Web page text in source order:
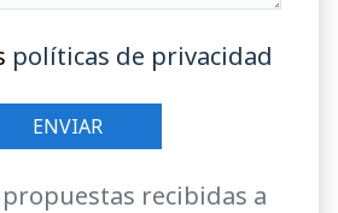
políticas de privacidad
recibidas a